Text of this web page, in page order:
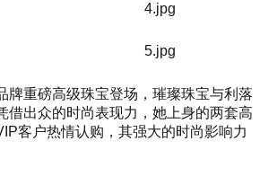
牌重磅高级珠宝登场，璀璨珠宝与利落
借出众的时尚表现力，她上身的两套高
客户热情认购，其强大的时尚影响力